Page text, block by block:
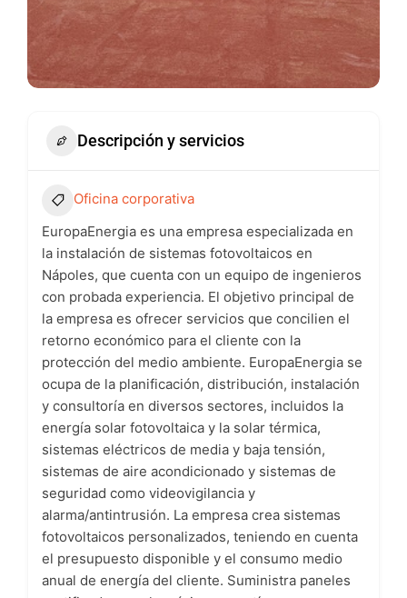
Descripción y servicios
Oficina corporativa
EuropaEnergia es una empresa especializada en
la instalación de sistemas fotovoltaicos en
Nápoles, que cuenta con un equipo de ingenieros
con probada experiencia. El objetivo principal de
la empresa es ofrecer servicios que concilien el
retorno económico para el cliente con la
protección del medio ambiente. EuropaEnergia se
ocupa de la planificación, distribución, instalación
y consultoría en diversos sectores, incluidos la
energía solar fotovoltaica y la solar térmica,
sistemas eléctricos de media y baja tensión,
sistemas de aire acondicionado y sistemas de
seguridad como videovigilancia y
alarma/antintrusión. La empresa crea sistemas
fotovoltaicos personalizados, teniendo en cuenta
el presupuesto disponible y el consumo medio
anual de energía del cliente. Suministra paneles